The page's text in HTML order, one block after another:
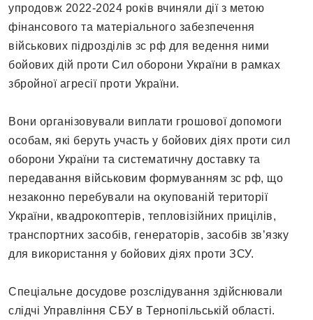
упродовж 2022-2024 років вчиняли дії з метою
фінансового та матеріального забезпечення
військових підрозділів зс рф для ведення ними
бойових дій проти Сил оборони України в рамках
збройної агресії проти України.
Вони організовували виплати грошової допомоги
особам, які беруть участь у бойових діях проти сил
оборони України та систематичну доставку та
передавання військовим формуванням зс рф, що
незаконно перебували на окупованій території
України, квадрокоптерів, тепловізійних прицілів,
транспортних засобів, генераторів, засобів зв’язку
для використання у бойових діях проти ЗСУ.
Спеціальне досудове розслідування здійснювали
слідчі Управління СБУ в Тернопільській області.